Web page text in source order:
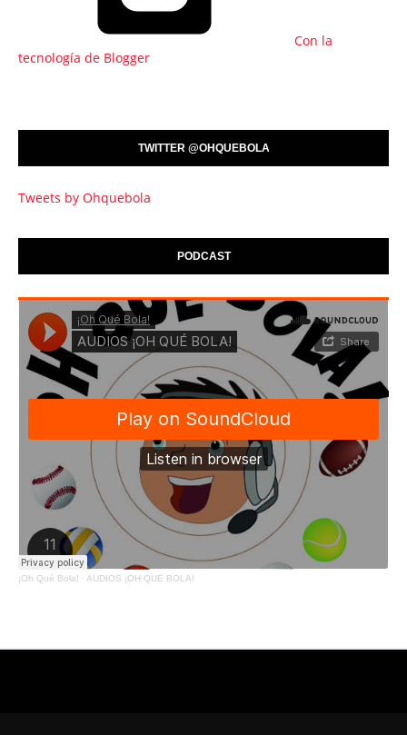
Con la
tecnología de Blogger
TWITTER @OHQUEBOLA
Tweets by Ohquebola
PODCAST
¡Oh Qué Bola! · AUDIOS ¡OH QUÉ BOLA!